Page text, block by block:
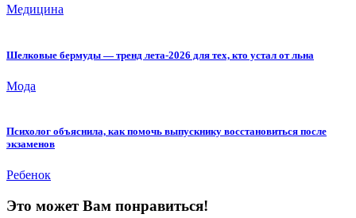
Медицина
Шелковые бермуды — тренд лета-2026 для тех, кто устал от льна
Мода
Психолог объяснила, как помочь выпускнику восстановиться после
экзаменов
Ребенок
Это может Вам понравиться!